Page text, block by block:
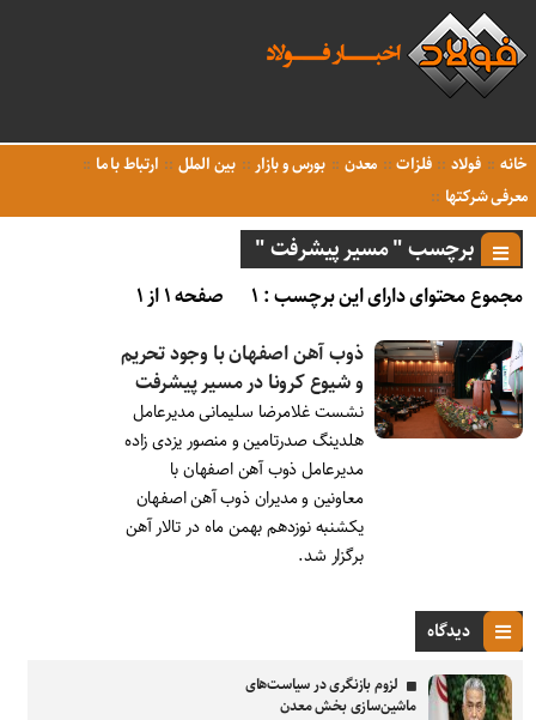
خانه فولاد فلزات معدن بورس و بازار بین الملل
ارتباط با ما
معرفی شرکتها
برچسب " مسیر پیشرفت "
مجموع محتوای دارای این برچسب : ۱
صفحه ۱ از ۱
ذوب آهن اصفهان با وجود تحریم
و شیوع کرونا در مسیر پیشرفت
نشست غلامرضا سلیمانی مدیرعامل
هلدینگ صدرتامین و منصور یزدی زاده
مدیرعامل ذوب آهن اصفهان با
معاونین و مدیران ذوب آهن اصفهان
یکشنبه نوزدهم بهمن ماه در تالار آهن
برگزار شد.
دیدگاه
لزوم بازنگری در سیاست‌های
ماشین‌سازی بخش معدن